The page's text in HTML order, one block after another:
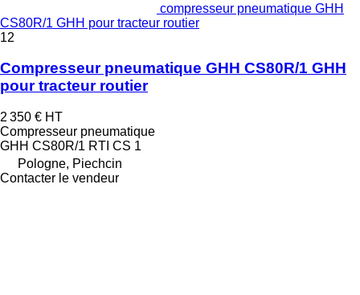
compresseur pneumatique GHH
CS80R/1 GHH pour tracteur routier
12
Compresseur pneumatique GHH CS80R/1 GHH
pour tracteur routier
2 350 € HT
Compresseur pneumatique
GHH CS80R/1 RTI CS 1
Pologne, Piechcin
Contacter le vendeur